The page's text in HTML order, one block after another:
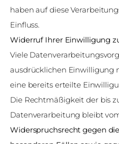
haben auf diese
Einfluss.
Widerruf Ihrer Einwilligung
Viele
ausdrücklichen Einwilligung
eine bereits erteilte
Die Rechtmäßigkeit der bis
Datenverarbeitung bleibt
Widerspruchsrecht gegen